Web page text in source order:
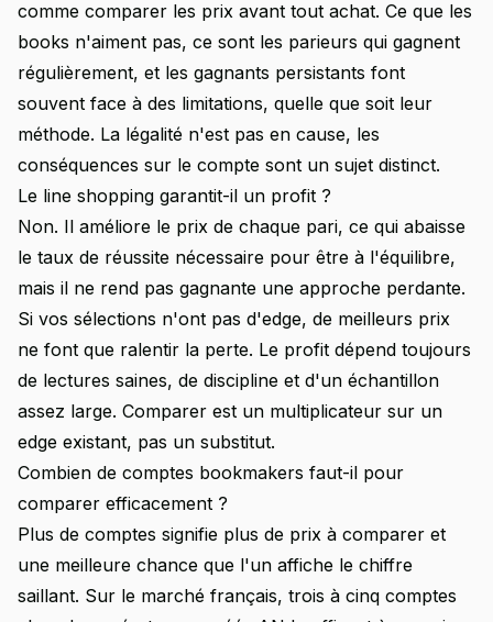
comme comparer les prix avant tout achat. Ce que les
books n'aiment pas, ce sont les parieurs qui gagnent
régulièrement, et les gagnants persistants font
souvent face à des limitations, quelle que soit leur
méthode. La légalité n'est pas en cause, les
conséquences sur le compte sont un sujet distinct.
Le line shopping garantit-il un profit ?
Non. Il améliore le prix de chaque pari, ce qui abaisse
le taux de réussite nécessaire pour être à l'équilibre,
mais il ne rend pas gagnante une approche perdante.
Si vos sélections n'ont pas d'edge, de meilleurs prix
ne font que ralentir la perte. Le profit dépend toujours
de lectures saines, de discipline et d'un échantillon
assez large. Comparer est un multiplicateur sur un
edge existant, pas un substitut.
Combien de comptes bookmakers faut-il pour
comparer efficacement ?
Plus de comptes signifie plus de prix à comparer et
une meilleure chance que l'un affiche le chiffre
saillant. Sur le marché français, trois à cinq comptes